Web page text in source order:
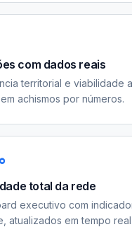
com dados reais
territorial e viabilidade
achismos por números.
total da rede
executivo com
atualizados em tempo real.